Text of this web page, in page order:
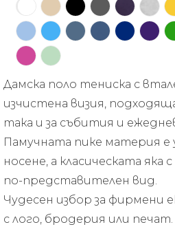
Дамска поло тениска с
изчистена визия,
така и за събития и
Памучната пике материя е
носене, а класическата яка
по-представителен вид.
Чудесен избор за фирмени
с лого, бродерия или печат.